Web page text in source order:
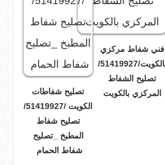
فني شفاط مركزي
بالكويت/51419927/
تصليح الشفاط
المركزي بالكويت
تصليح شفاطات
الكويت /51419927/
تصليح شفاط
المطبخ _تصليح
شفاط الحمام